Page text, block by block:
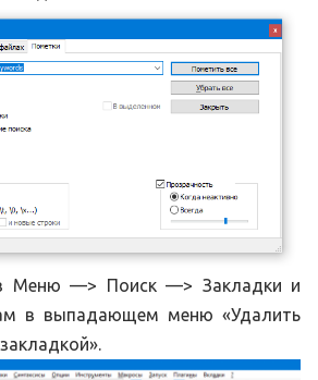
Меню —> Поиск —> Закладки и
в выпадающем меню «Удалить